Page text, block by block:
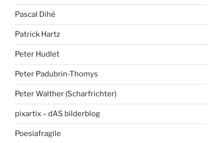
Pascal Dihé
Patrick Hartz
Peter Hudlet
Peter Padubrin-Thomys
Peter Walther (Scharfrichter)
pixartix – dAS bilderblog
Poesiafragile